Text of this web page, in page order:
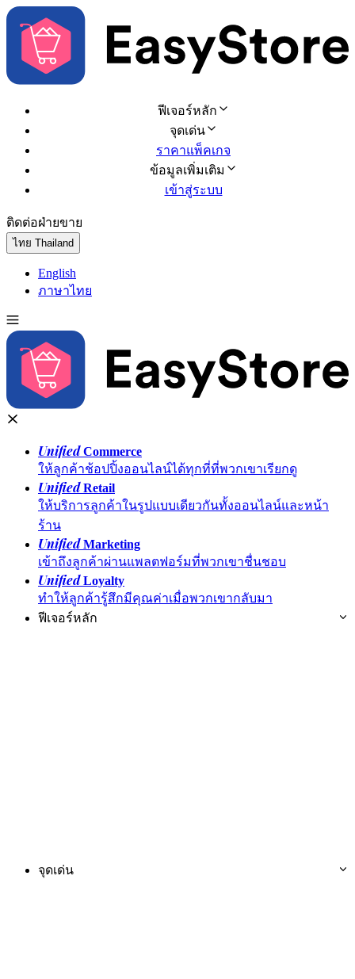
ฟีเจอร์หลัก
จุดเด่น
ราคาแพ็คเกจ
ข้อมูลเพิ่มเติม
เข้าสู่ระบบ
ติดต่อฝ่ายขาย
ไทย Thailand
English
ภาษาไทย
UnifiedCommerce
ให้ลูกค้าช้อปปิ้งออนไลน์ได้ทุกที่ที่พวกเขาเรียกดู
UnifiedRetail
ให้บริการลูกค้าในรูปแบบเดียวกันทั้งออนไลน์และหน้า
ร้าน
UnifiedMarketing
เข้าถึงลูกค้าผ่านแพลตฟอร์มที่พวกเขาชื่นชอบ
UnifiedLoyalty
ทำให้ลูกค้ารู้สึกมีคุณค่าเมื่อพวกเขากลับมา
ฟีเจอร์หลัก
จุดเด่น